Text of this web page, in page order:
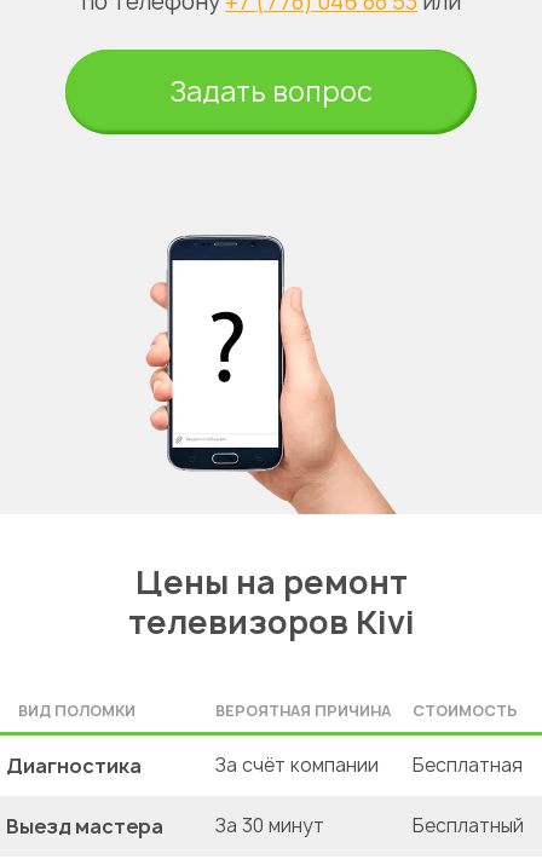
Задать вопрос
Цены на ремонт
телевизоров Kivi
ВИД ПОЛОМКИ ВЕРОЯТНАЯ ПРИЧИНА СТОИМОСТЬ
Диагностика За счёт компании Бесплатная
Выезд мастера За 30 минут Бесплатный